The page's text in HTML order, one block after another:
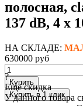
полосная,
137 dB, 4 х
НА СКЛАДЕ:
630000 руб
Купить
Купить в 1 клик
?
Ещё скидка
У данного товара